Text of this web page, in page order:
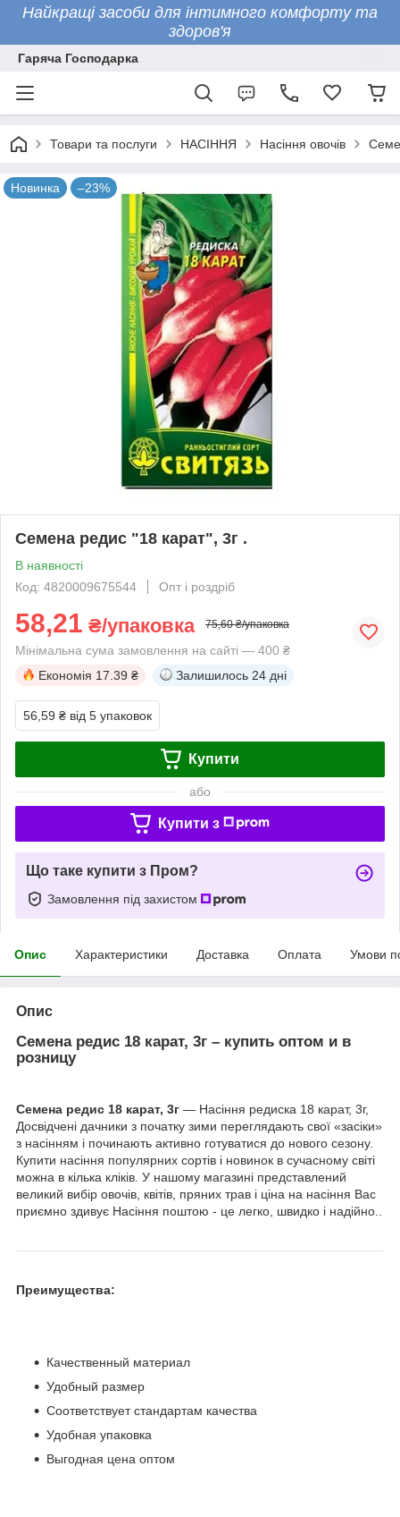
Найкращі засоби для інтимного комфорту та
здоров'я
Гаряча Господарка
Товари та послуги НАСІННЯ Насіння овочів
Новинка –23%
Семена редис "18 карат", 3г .
В наявності
Код: 4820009675544
Опт і роздріб
58,21 ₴/упаковка 75,60 ₴/упаковка
Мінімальна сума замовлення на сайті — 400 ₴
Економія 17.39 ₴ Залишилось 24 дні
56,59 ₴ від 5 упаковок
Купити
або
Купити з
Що таке купити з Пром?
Замовлення під захистом
Опис Характеристики Доставка Оплата Умови
Опис
Семена редис 18 карат, 3г – купить оптом и в
розницу
Семена редис 18 карат, 3г — Насіння редиска 18 карат, 3г,
Досвідчені дачники з початку зими переглядають свої «засіки»
з насінням і починають активно готуватися до нового сезону.
Купити насіння популярних сортів і новинок в сучасному світі
можна в кілька кліків. У нашому магазині представлений
великий вибір овочів, квітів, пряних трав і ціна на насіння Вас
приємно здивує Насіння поштою - це легко, швидко і надійно..
Преимущества:
Качественный материал
Удобный размер
Соответствует стандартам качества
Удобная упаковка
Выгодная цена оптом